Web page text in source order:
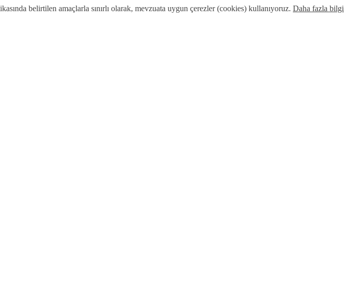
belirtilen amaçlarla sınırlı olarak, mevzuata uygun çerezler (cookies) kullanıyoruz. Daha fazla bilgi